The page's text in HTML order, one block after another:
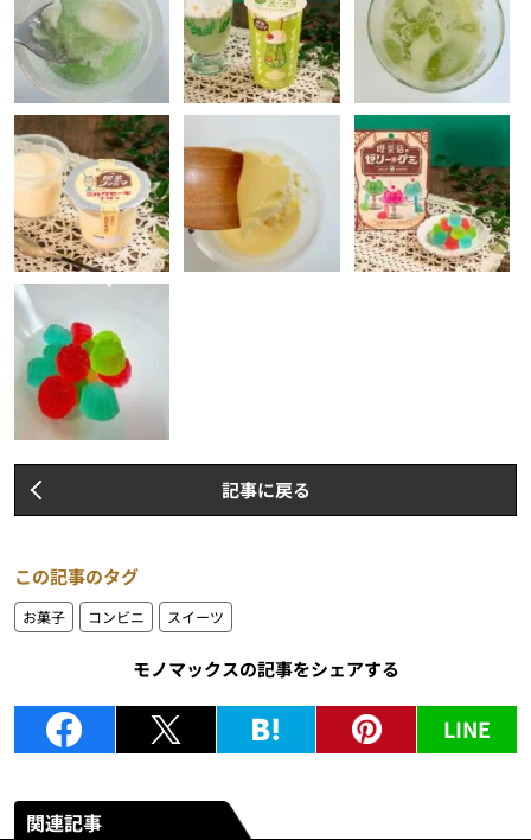
記事に戻る
この記事のタグ
お菓子 コンビニ スイーツ
モノマックスの記事をシェアする
LINE
関連記事